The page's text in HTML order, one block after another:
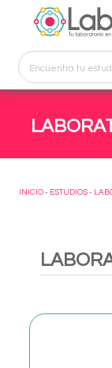
INICIO - ESTUDIOS -